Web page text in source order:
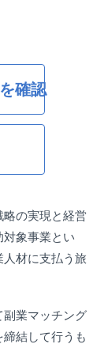
確認
の実現と経営
象事業とい
材に支払う旅
業マッチング
結して行うも